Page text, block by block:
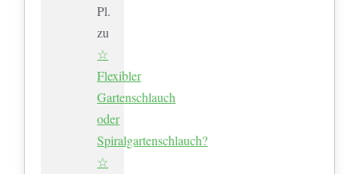
Pl.
zu
☆
Flexibler
Gartenschlauch
oder
Spiralgartenschlauch?
☆